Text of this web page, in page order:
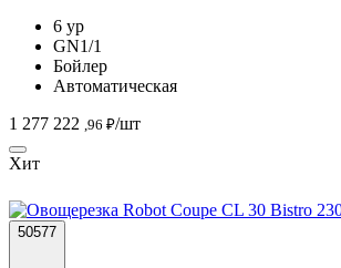
6 ур
GN1/1
Бойлер
Автоматическая
1 277 222 ,96 ₽/шт
Хит
50577